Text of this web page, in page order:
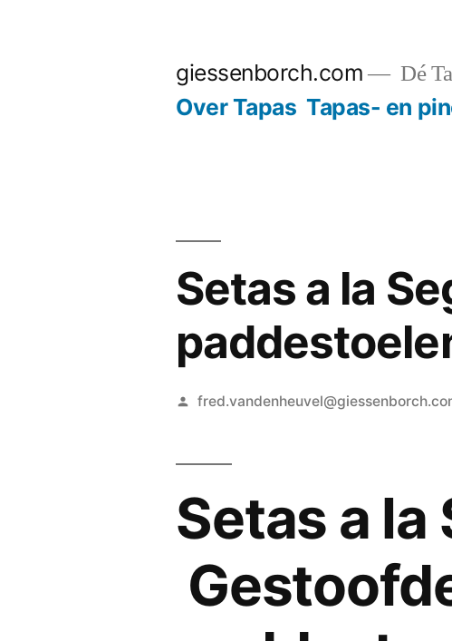
giessenborch.com Dé
Over Tapas Tapas- en
Setas a la
Geplaatst
Setas a la